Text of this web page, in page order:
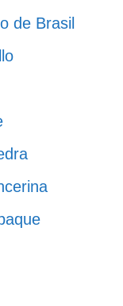
de Brasil